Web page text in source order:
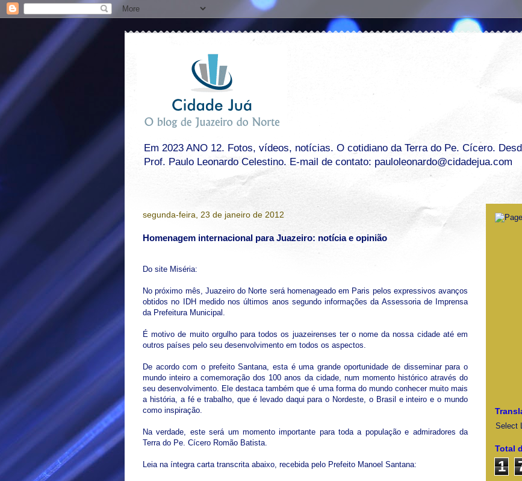
Em 2023 ANO 12. Fotos, vídeos, notícias. O cotidiano da Terra do Pe. Cícero.
Prof. Paulo Leonardo Celestino. E-mail de contato: pauloleonardo@cidadejua.com
segunda-feira, 23 de janeiro de 2012
Homenagem internacional para Juazeiro: notícia e opinião
Do site Miséria:
No próximo mês, Juazeiro do Norte será homenageado em Paris pelos expressivos avanços
obtidos no IDH medido nos últimos anos segundo informações da Assessoria de Imprensa
da Prefeitura Municipal.
É motivo de muito orgulho para todos os juazeirenses ter o nome da nossa cidade até em
outros países pelo seu desenvolvimento em todos os aspectos.
De acordo com o prefeito Santana, esta é uma grande oportunidade de disseminar para o
mundo inteiro a comemoração dos 100 anos da cidade, num momento histórico através do
seu desenvolvimento. Ele destaca também que é uma forma do mundo conhecer muito mais
a história, a fé e trabalho, que é levado daqui para o Nordeste, o Brasil e inteiro e o mundo
como inspiração.
Na verdade, este será um momento importante para toda a população e admiradores da
Terra do Pe. Cícero Romão Batista.
Leia na íntegra carta transcrita abaixo, recebida pelo Prefeito Manoel Santana:
Select
Total
1